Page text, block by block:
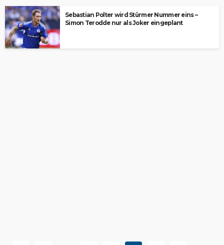
Sebastian Polter wird Stürmer Nummer eins –
Simon Terodde nur als Joker eingeplant